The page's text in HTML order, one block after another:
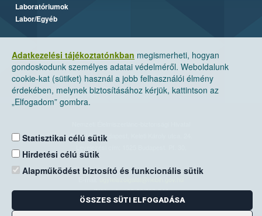
Adatkezelési tájékoztatónkban megismerheti, hogyan
gondoskodunk személyes adatai védelméről. Weboldalunk
cookie-kat (sütiket) használ a jobb felhasználói élmény
érdekében, melynek biztosításához kérjük, kattintson az
„Elfogadom” gombra.
Statisztikai célú sütik
Hirdetési célú sütik
Alapműködést biztosító és funkcionális sütik
ÖSSZES SÜTI ELFOGADÁSA
Laboratóriumok
Labor/Egyéb
Cím: 1024 Budapest, Keleti Károly utca. 24.
Zöld szám: 06-80/263-244
Telefon: 06-1/ 336-9000